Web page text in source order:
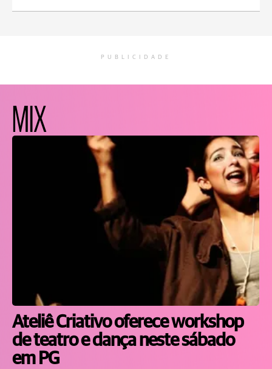
PUBLICIDADE
MIX
Ateliê Criativo oferece workshop
de teatro e dança neste sábado
em PG